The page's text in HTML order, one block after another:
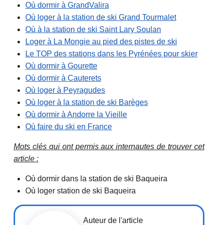
Où dormir à GrandValira
Où loger à la station de ski Grand Tourmalet
Où à la station de ski Saint Lary Soulan
Loger à La Mongie au pied des pistes de ski
Le TOP des stations dans les Pyrénées pour skier
Où dormir à Gourette
Où dormir à Cauterets
Où loger à Peyragudes
Où loger à la station de ski Barèges
Où dormir à Andorre la Vieille
Où faire du ski en France
Mots clés qui ont permis aux internautes de trouver cet
article :
Où dormir dans la station de ski Baqueira
Où loger station de ski Baqueira
Auteur de l'article